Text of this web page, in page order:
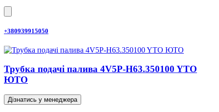
+380939915050
Трубка подачі палива 4V5P-H63.350100 YTO
ЮТО
Дізнатись у менеджера